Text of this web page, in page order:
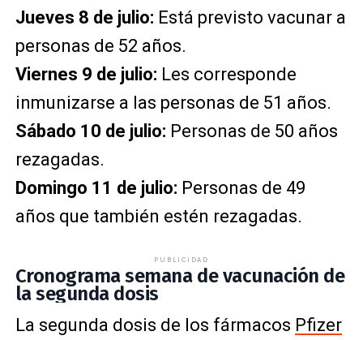
Jueves 8 de julio: Está previsto vacunar a
personas de 52 años.
Viernes 9 de julio: Les corresponde
inmunizarse a las personas de 51 años.
Sábado 10 de julio: Personas de 50 años
rezagadas.
Domingo 11 de julio: Personas de 49
años que también estén rezagadas.
PUBLICIDAD
Cronograma semana de vacunación de
la segunda dosis
La segunda dosis de los fármacos Pfizer